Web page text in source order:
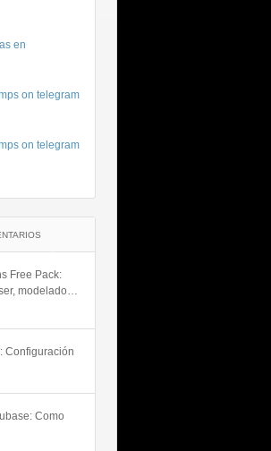
en
on telegram
on telegram
Free Pack:
modelado…
Configuración
Como